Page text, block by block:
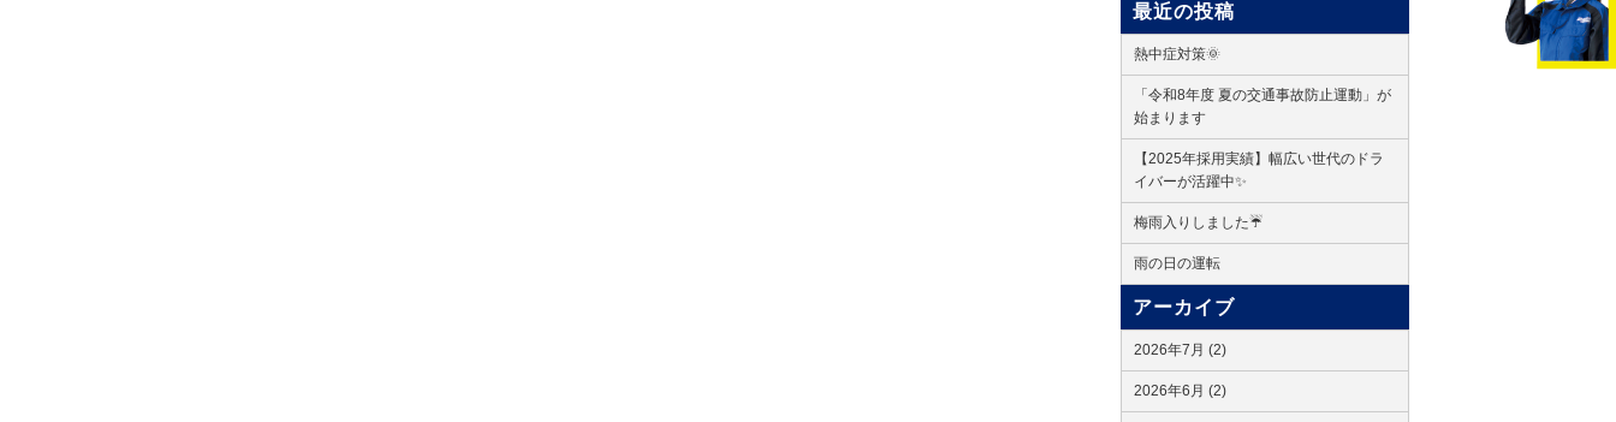
最近の投稿
熱中症対策🌞
「令和8年度 夏の交通事故防止運動」が
始まります
【2025年採用実績】幅広い世代のドラ
イバーが活躍中✨
梅雨入りしました☔
雨の日の運転
アーカイブ
2026年7月 (2)
2026年6月 (2)